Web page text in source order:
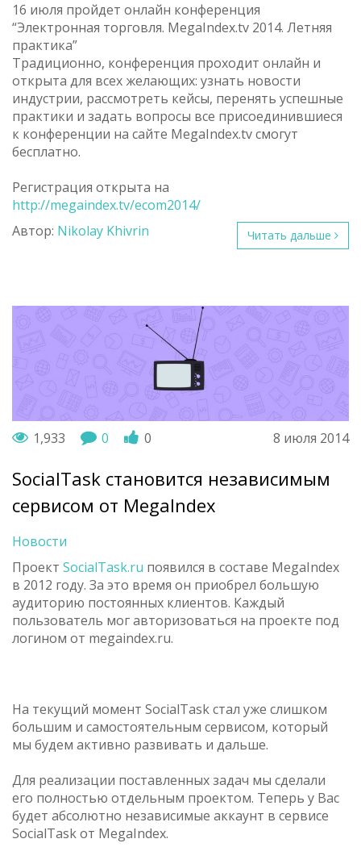
16 июля пройдет онлайн конференция
“Электронная торговля. MegaIndex.tv 2014. Летняя
практика”
Традиционно, конференция проходит онлайн и
открыта для всех желающих: узнать новости
индустрии, рассмотреть кейсы, перенять успешные
практики и задать вопросы все присоединившиеся
к конференции на сайте MegaIndex.tv смогут
бесплатно.
Регистрация открыта на
http://megaindex.tv/ecom2014/
Читать дальше
Автор: Nikolay Khivrin
8 июля 2014
1,933 0 0
SocialTask становится независимым
сервисом от MegaIndex
Новости
Проект SocialTask.ru появился в составе MegaIndex
в 2012 году. За это время он приобрел большую
аудиторию постоянных клиентов. Каждый
пользователь мог авторизоваться на проекте под
логином от megaindex.ru.
На текущий момент SocialTask стал уже слишком
большим и самостоятельным сервисом, который
мы будем активно развивать и дальше.
Для реализации поставленных задач мы сделали
его полностью отдельным проектом. Теперь у Вас
будет абсолютно независимые аккаунт в сервисе
SocialTask от MegaIndex.